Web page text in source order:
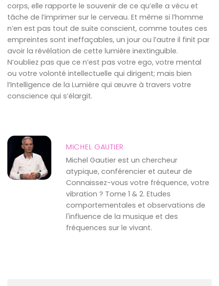
corps, elle rapporte le souvenir de ce qu’elle a vécu et
tâche de l’imprimer sur le cerveau. Et même si l’homme
n’en est pas tout de suite conscient, comme toutes ces
empreintes sont ineffaçables, un jour ou l’autre il finit par
avoir la révélation de cette lumière inextinguible.
N’oubliez pas que ce n’est pas votre ego, votre mental
ou votre volonté intellectuelle qui dirigent; mais bien
l’Intelligence de la Lumière qui œuvre à travers votre
conscience qui s’élargit.
MICHEL GAUTIER
Michel Gautier est un chercheur
atypique, conférencier et auteur de
Connaissez-vous votre fréquence, votre
vibration ? Tome 1 & 2. Etudes
comportementales et observations de
l'influence de la musique et des
fréquences sur le vivant.